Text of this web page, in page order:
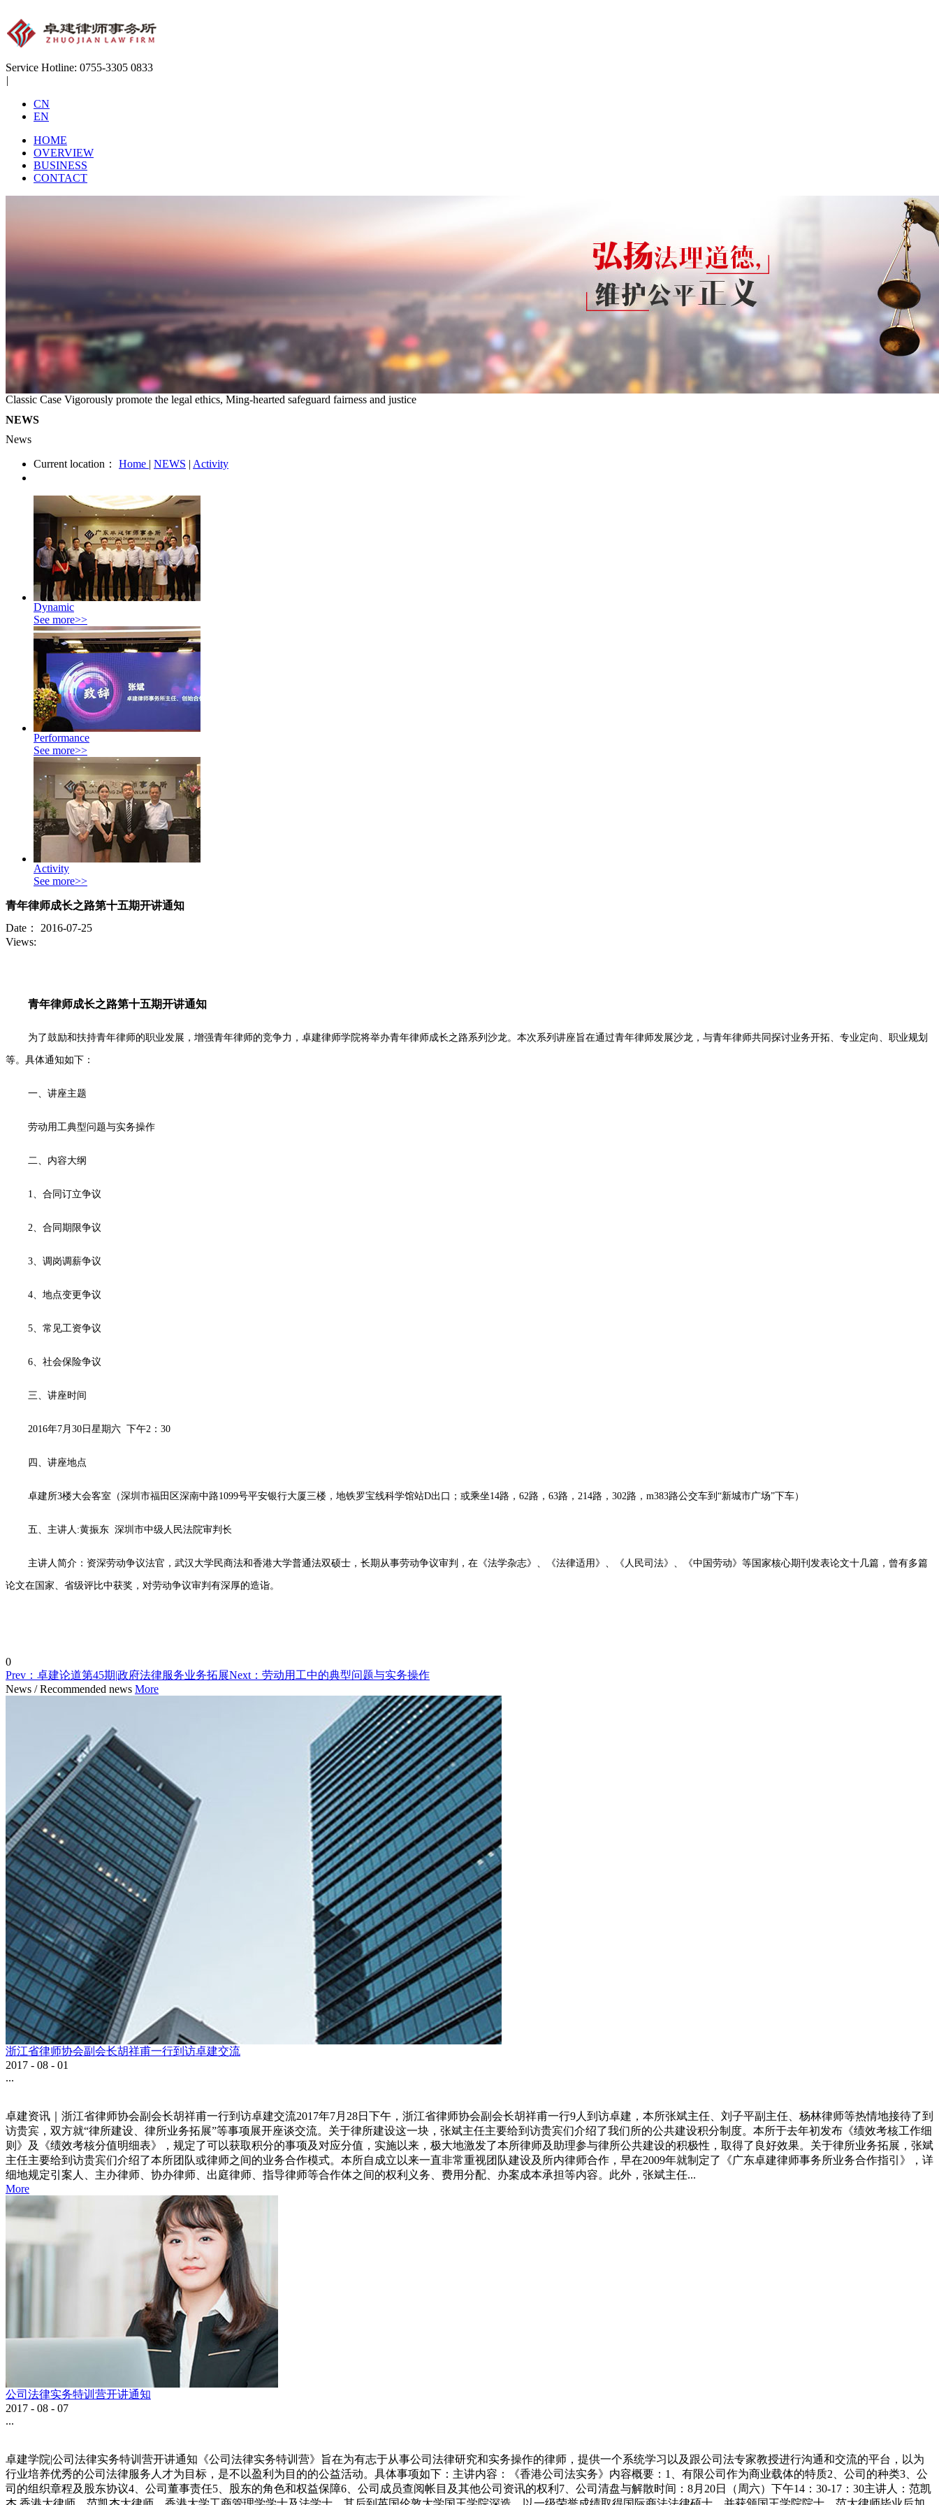
Service Hotline: 0755-3305 0833
|
CN
EN
HOME
OVERVIEW
BUSINESS
CONTACT
Classic Case Vigorously promote the legal ethics, Ming-hearted safeguard fairness and justice
NEWS
News
Current location： Home | NEWS | Activity
Dynamic
See more>>
Performance
See more>>
Activity
See more>>
青年律师成长之路第十五期开讲通知
Date：
2016-07-25
Views:
青年律师成长之路第十五期开讲通知
为了鼓励和扶持青年律师的职业发展，增强青年律师的竞争力，卓建律师学院将举办青年律师成长之路系列沙龙。本次系列讲座旨在通过青年律师发展沙龙，与青年律师共同探讨业务开拓、专业定向、职业规划
等。具体通知如下：
一、讲座主题
劳动用工典型问题与实务操作
二、内容大纲
1、合同订立争议
2、合同期限争议
3、调岗调薪争议
4、地点变更争议
5、常见工资争议
6、社会保险争议
三、讲座时间
2016年7月30日星期六 下午2：30
四、讲座地点
卓建所3楼大会客室（深圳市福田区深南中路1099号平安银行大厦三楼，地铁罗宝线科学馆站D出口；或乘坐14路，62路，63路，214路，302路，m383路公交车到“新城市广场”下车）
五、主讲人:黄振东 深圳市中级人民法院审判长
主讲人简介：资深劳动争议法官，武汉大学民商法和香港大学普通法双硕士，长期从事劳动争议审判，在《法学杂志》、《法律适用》、《人民司法》、《中国劳动》等国家核心期刊发表论文十几篇，曾有多篇
论文在国家、省级评比中获奖，对劳动争议审判有深厚的造诣。
0
Prev： 卓建论道第45期|政府法律服务业务拓展Next： 劳动用工中的典型问题与实务操作
News / Recommended news More
浙江省律师协会副会长胡祥甫一行到访卓建交流
2017 - 08 - 01
...
卓建资讯｜浙江省律师协会副会长胡祥甫一行到访卓建交流2017年7月28日下午，浙江省律师协会副会长胡祥甫一行9人到访卓建，本所张斌主任、刘子平副主任、杨林律师等热情地接待了到
访贵宾，双方就“律所建设、律所业务拓展”等事项展开座谈交流。关于律所建设这一块，张斌主任主要给到访贵宾们介绍了我们所的公共建设积分制度。本所于去年初发布《绩效考核工作细
则》及《绩效考核分值明细表》，规定了可以获取积分的事项及对应分值，实施以来，极大地激发了本所律师及助理参与律所公共建设的积极性，取得了良好效果。关于律所业务拓展，张斌
主任主要给到访贵宾们介绍了本所团队或律师之间的业务合作模式。本所自成立以来一直非常重视团队建设及所内律师合作，早在2009年就制定了《广东卓建律师事务所业务合作指引》，详
细地规定引案人、主办律师、协办律师、出庭律师、指导律师等合作体之间的权利义务、费用分配、办案成本承担等内容。此外，张斌主任...
More
公司法律实务特训营开讲通知
2017 - 08 - 07
...
卓建学院|公司法律实务特训营开讲通知《公司法律实务特训营》旨在为有志于从事公司法律研究和实务操作的律师，提供一个系统学习以及跟公司法专家教授进行沟通和交流的平台，以为
行业培养优秀的公司法律服务人才为目标，是不以盈利为目的的公益活动。具体事项如下：主讲内容：《香港公司法实务》内容概要：1、有限公司作为商业载体的特质2、公司的种类3、公
司的组织章程及股东协议4、公司董事责任5、股东的角色和权益保障6、公司成员查阅帐目及其他公司资讯的权利7、公司清盘与解散时间：8月20日（周六）下午14：30-17：30主讲人：范凯